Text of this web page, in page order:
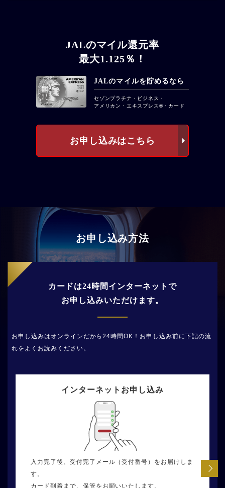
JALのマイル還元率
最大1.125％！
JALのマイルを貯めるなら
セゾンプラチナ・ビジネス・
アメリカン・エキスプレス®・カード
お申し込みはこちら
お申し込み方法
カードは24時間インターネットで
お申し込みいただけます。
お申し込みはオンラインだから24時間OK！お申し込み前に下記の流
れをよくお読みください。
インターネット お申し込み
入力完了後、受付完了メール（受付番号）をお届けしま
す。
カード到着まで、保管をお願いいたします。
お申し込み確認のお電話
申込内容確認のため、ご自宅、携帯電話、お勤め先へ電
話やSMS送信をさせていただく場合がございます。
なお、お申し込み確認のお電話を省略する場合がござい
審査結果メール
審査結果をお申し込みフォームに入力いただいたメール
アドレスに送信いたします。
郵送でカードお受け取り
審査結果メールが到着した日の翌日から数えて、最短３
営業日後にカードを発送いたします。